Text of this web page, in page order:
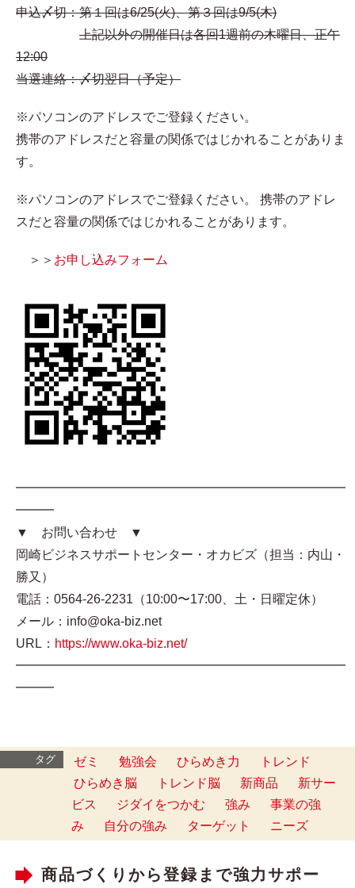
申込〆切：第１回は6/25(火)、第３回は9/5(木)
上記以外の開催日は各回1週前の木曜日、正午
12:00
当選連絡：〆切翌日（予定）
※パソコンのアドレスでご登録ください。
携帯のアドレスだと容量の関係ではじかれることがありま
す。
※パソコンのアドレスでご登録ください。 携帯のアドレ
スだと容量の関係ではじかれることがあります。
＞＞ お申し込みフォーム
━━━━━━━━━━━━━━━━━━━━━━━━━━
━━━
▼ お問い合わせ ▼
岡崎ビジネスサポートセンター・オカビズ（担当：内山・
勝又）
電話：0564-26-2231（10:00〜17:00、土・日曜定休）
メール：info@oka-biz.net
URL： https://www.oka-biz.net/
━━━━━━━━━━━━━━━━━━━━━━━━━━
━━━
タグ ゼミ 勉強会 ひらめき力
トレンド
ひらめき脳
トレンド脳 新商品
新サー
ビス
ジダイをつかむ 強み
事業の強
み
自分の強み ターゲット ニーズ
商品づくりから登録まで強力サポー